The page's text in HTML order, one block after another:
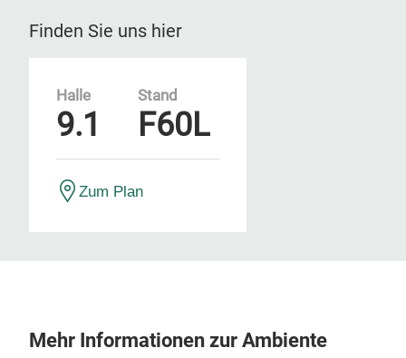
Finden Sie uns hier
Halle
9.1
Stand
F60L
Zum Plan
Mehr Informationen zur Ambiente